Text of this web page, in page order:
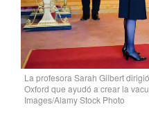
La profesora Sarah Gilbert
Oxford que ayudó a crear la
Images/Alamy Stock Photo